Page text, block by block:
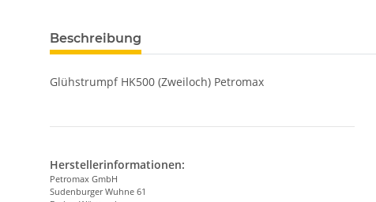
Beschreibung
Glühstrumpf HK500 (Zweiloch) Petromax
Herstellerinformationen:
Petromax GmbH
Sudenburger Wuhne 61